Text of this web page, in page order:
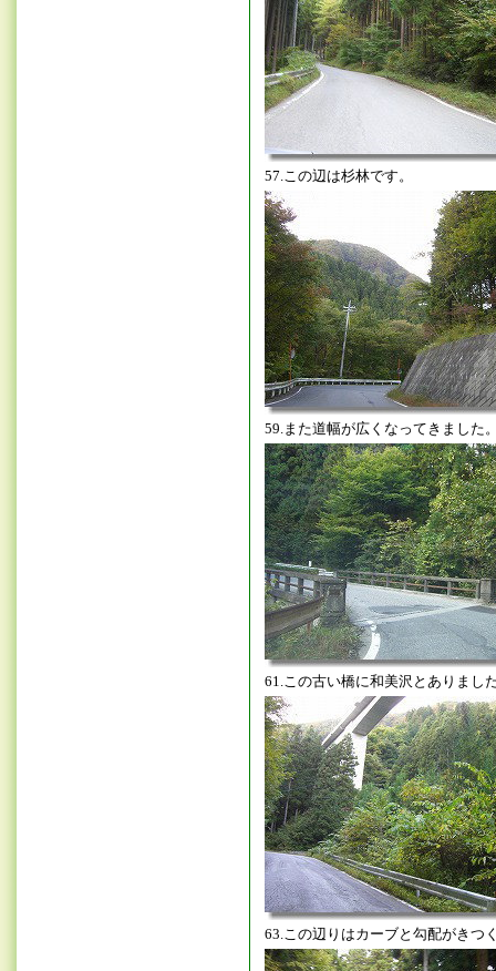
57.この辺は杉林です。
59.また道幅が広くなってきました
61.この古い橋に和美沢とありまし
63.この辺りはカーブと勾配がきつ